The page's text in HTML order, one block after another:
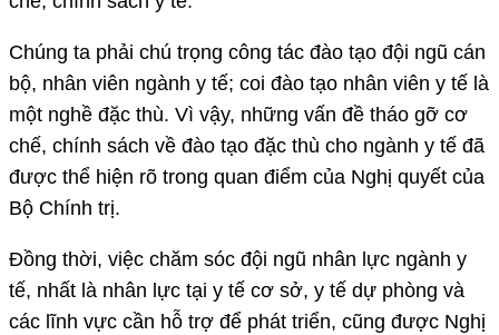
Chúng ta phải chú trọng công tác đào tạo đội ngũ cán
bộ, nhân viên ngành y tế; coi đào tạo nhân viên y tế là
một nghề đặc thù. Vì vậy, những vấn đề tháo gỡ cơ
chế, chính sách về đào tạo đặc thù cho ngành y tế đã
được thể hiện rõ trong quan điểm của Nghị quyết của
Bộ Chính trị.
Đồng thời, việc chăm sóc đội ngũ nhân lực ngành y
tế, nhất là nhân lực tại y tế cơ sở, y tế dự phòng và
các lĩnh vực cần hỗ trợ để phát triển, cũng được Nghị